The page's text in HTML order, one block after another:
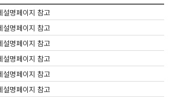
설명페이지 참고
설명페이지 참고
설명페이지 참고
설명페이지 참고
설명페이지 참고
설명페이지 참고